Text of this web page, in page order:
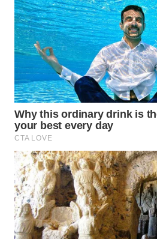
BORNEO
Wahana
Media
Group
WAHANA
NEWS
WAHANA
TANI
WAHANA
ADVOKAT
WAHANA
INFRASTRUKTUR